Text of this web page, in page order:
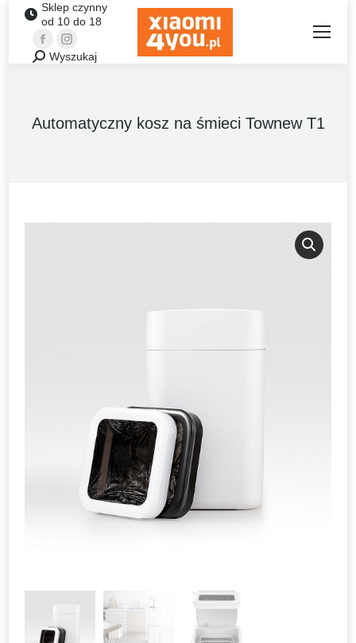
Sklep czynny
od 10 do 18
FacebookInstagram
Szukaj:Wyszukaj
Automatyczny kosz na śmieci Townew T1